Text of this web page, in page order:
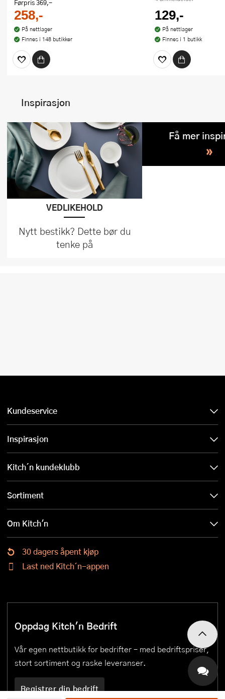
Førpris369,-
258,-
På nettlager
Finnes i 148 butikker
129,-
På nettlager
Finnes i 1 butikk
Inspirasjon
VEDLIKEHOLD
Nytt bestikk? Dette bør du
tenke på
Få mer
»
Kundeservice
Inspirasjon
Kitch´n kundeklubb
Sortiment
Om Kitch'n
30 dagers åpent kjøp
Last ned Kitch´n-appen
Oppdag Kitch'n Bedrift
Vår egen nettbutikk for bedrifter – med bedriftspriser,
stort sortiment og raske leveranser.
Registrer din bedrift